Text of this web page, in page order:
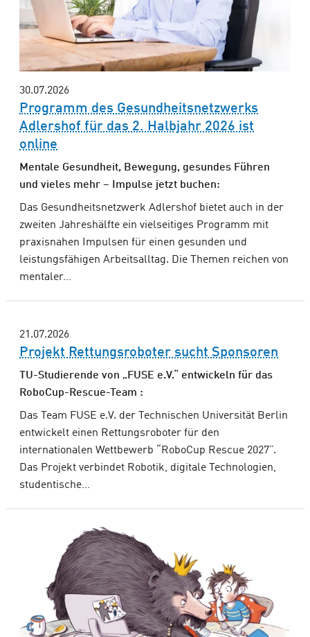
30.07.2026
Programm des Gesundheitsnetzwerks
Adlershof für das 2. Halbjahr 2026 ist
online
Mentale Gesundheit, Bewegung, gesundes Führen
und vieles mehr – Impulse jetzt buchen:
Das Gesundheitsnetzwerk Adlershof bietet auch in der
zweiten Jahreshälfte ein vielseitiges Programm mit
praxisnahen Impulsen für einen gesunden und
leistungsfähigen Arbeitsalltag. Die Themen reichen von
mentaler…
21.07.2026
Projekt Rettungsroboter sucht Sponsoren
TU-Studierende von „FUSE e.V.“ entwickeln für das
RoboCup-Rescue-Team :
Das Team FUSE e.V. der Technischen Universität Berlin
entwickelt einen Rettungsroboter für den
internationalen Wettbewerb “RoboCup Rescue 2027”.
Das Projekt verbindet Robotik, digitale Technologien,
studentische…